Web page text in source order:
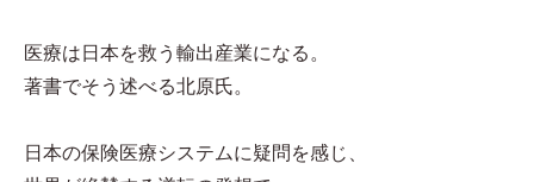
医療は日本を救う輸出産業になる。
著書でそう述べる北原氏。
日本の保険医療システムに疑問を感じ、